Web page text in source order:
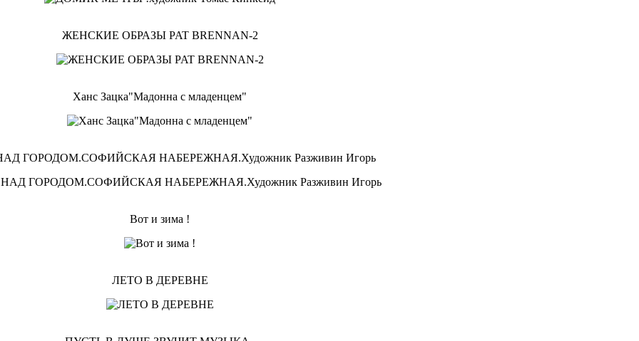
ЖЕНСКИЕ ОБРАЗЫ PAT BRENNAN-2
Ханс Зацка"Мадонна с младенцем"
ГОРОДОМ.СОФИЙСКАЯ НАБЕРЕЖНАЯ.Художник Разживин Игорь
Вот и зима !
ЛЕТО В ДЕРЕВНЕ